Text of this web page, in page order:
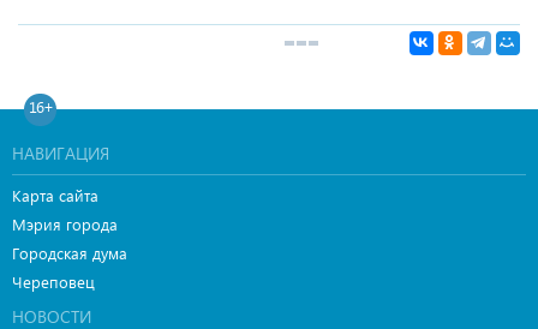
16+
НАВИГАЦИЯ
Карта сайта
Мэрия города
Городская дума
Череповец
НОВОСТИ